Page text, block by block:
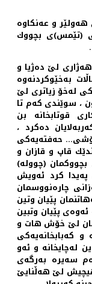
هه‌ولێر و عه‌نكاوه‌
(تێمس)ی بچووك
لێ ده‌ژیا و
به‌خێوكردنه‌وه‌
له‌خۆ زیاتری لێ
، سوێندی كه‌م تا
قوتابخانه‌ بن
ده‌كرد ،
حه‌فته‌یه‌كی
قاپ و قازان و
(چووله‌)
كرد ئه‌ویش
چاره‌نووسمان
پێیان وتین
پێیان وتبین
لێ خۆش هات و
و كه‌بابخانه‌یه‌كی
له‌چایخانه‌ و ئه‌و
سه‌یره‌ به‌رگه‌ی
لێ هه‌ڵنایێ